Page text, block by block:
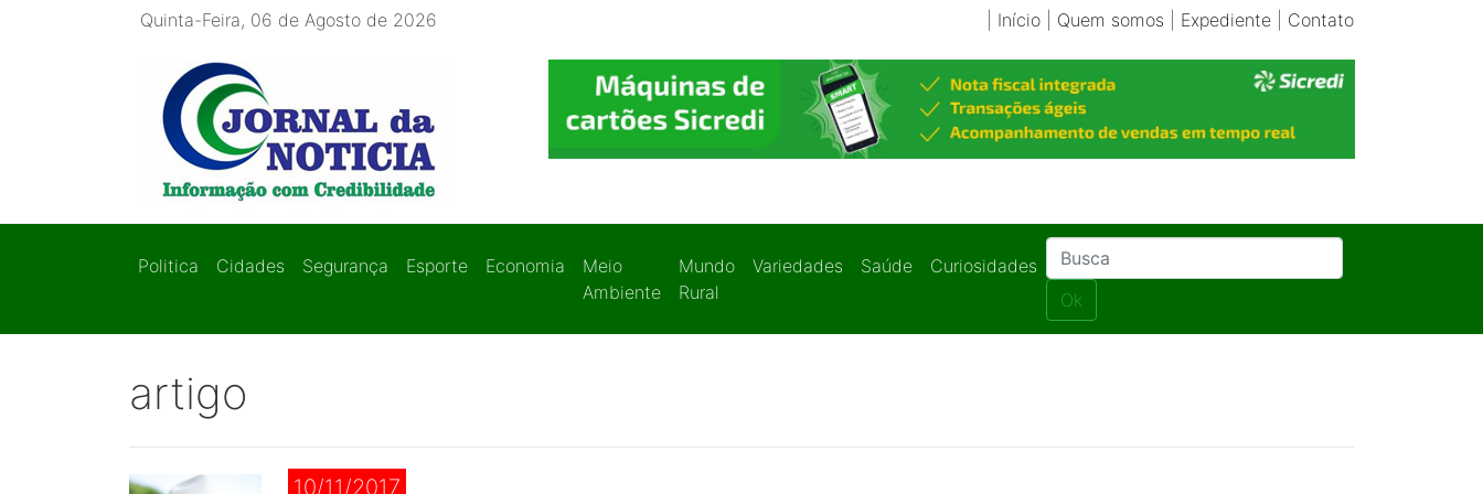
Quinta-Feira, 06 de Agosto de 2026 Início| Quem somos Expediente| Contato
Politica Cidades Segurança Esporte Economia
Meio
Ambiente
Mundo
Rural
Variedades Saúde
Curiosidades
Ok
artigo
10/11/2017